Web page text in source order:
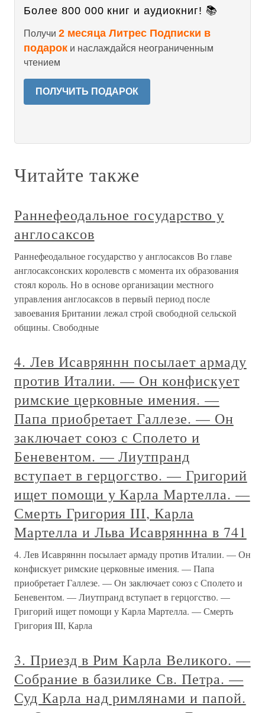
Более 800 000 книг и аудиокниг! 📚
Получи 2 месяца Литрес Подписки в
подарок и наслаждайся неограниченным
чтением
ПОЛУЧИТЬ ПОДАРОК
Читайте также
Раннефеодальное государство у
англосаксов
Раннефеодальное государство у англосаксов Во главе
англосаксонских королевств с момента их образования
стоял король. Но в основе организации местного
управления англосаксов в первый период после
завоевания Британии лежал строй свободной сельской
общины. Свободные
4. Лев Исавряннн посылает армаду
против Италии. — Он конфискует
римские церковные имения. —
Папа приобретает Галлезе. — Он
заключает союз с Сполето и
Беневентом. — Лиутпранд
вступает в герцогство. — Григорий
ищет помощи у Карла Мартелла. —
Смерть Григория III, Карла
Мартелла и Льва Исавряннна в 741
4. Лев Исавряннн посылает армаду против Италии. — Он
конфискует римские церковные имения. — Папа
приобретает Галлезе. — Он заключает союз с Сполето и
Беневентом. — Лиутпранд вступает в герцогство. —
Григорий ищет помощи у Карла Мартелла. — Смерть
Григория III, Карла
3. Приезд в Рим Карла Великого. —
Собрание в базилике Св. Петра. —
Суд Карла над римлянами и папой.